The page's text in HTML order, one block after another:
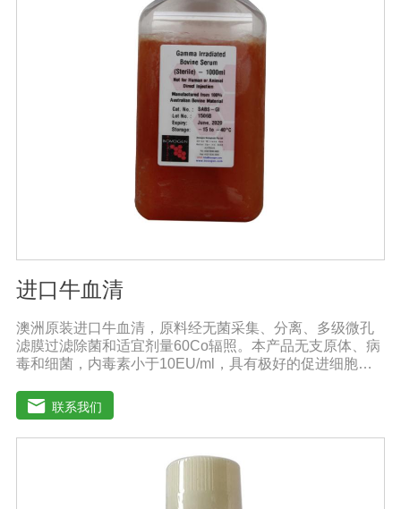
进口牛血清
澳洲原装进口牛血清，原料经无菌采集、分离、多级微孔
滤膜过滤除菌和适宜剂量60Co辐照。本产品无支原体、病
毒和细菌，内毒素小于10EU/ml，具有极好的促进细胞增
官的分离、培养及单克隆抗体的制备和疫苗的研制及生
产。质量标准：符合《中华人民共和国兽药典》2020版、
欧洲药典、美国药典质量标准。规格：500ml/瓶保
存：-15℃―-20℃有效期：5年注意事项：解冻：采用逐
步解冻法（ -20℃→2-8℃→ 室温），可减少沉淀的产生使
联系我们